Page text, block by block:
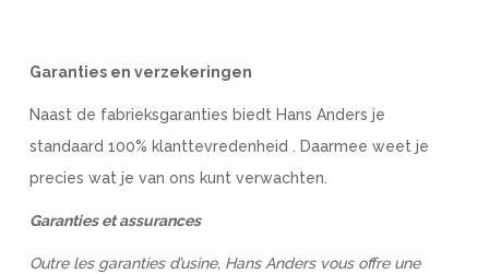
Garanties en verzekeringen
Naast de fabrieksgaranties biedt Hans Anders je
standaard 100% klanttevredenheid . Daarmee weet je
precies wat je van ons kunt verwachten.
Garanties et assurances
Outre les garanties d’usine, Hans Anders vous offre une